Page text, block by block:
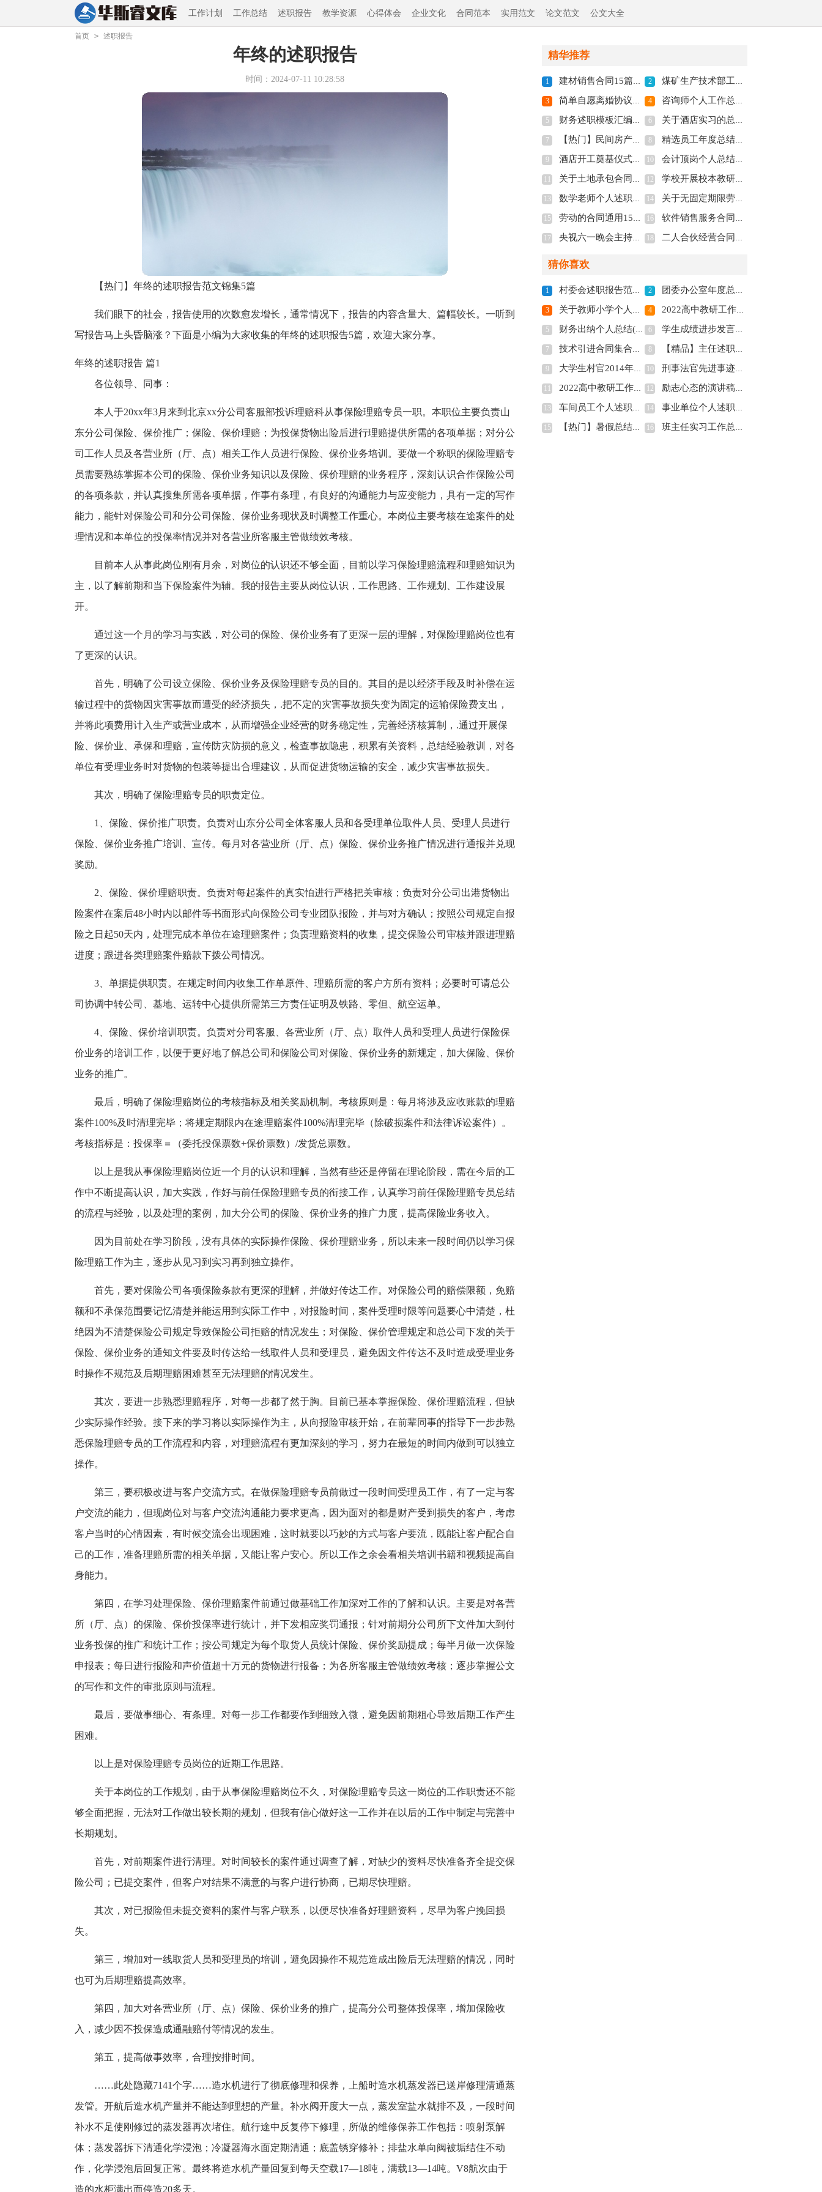
工作计划 工作总结 述职报告 教学资源 心得体会 企业文化 合同范本 实用范文 论文范文 公文大全
首页 > 述职报告
年终的述职报告
时间：2024-07-11 10:28:58
【热门】年终的述职报告范文锦集5篇
我们眼下的社会，报告使用的次数愈发增长，通常情况下，报告的内容含量大、篇幅较长。一听到
写报告马上头昏脑涨？下面是小编为大家收集的年终的述职报告5篇，欢迎大家分享。
年终的述职报告 篇1
各位领导、同事：
本人于20xx年3月来到北京xx分公司客服部投诉理赔科从事保险理赔专员一职。本职位主要负责山
东分公司保险、保价推广；保险、保价理赔；为投保货物出险后进行理赔提供所需的各项单据；对分公
司工作人员及各营业所（厅、点）相关工作人员进行保险、保价业务培训。要做一个称职的保险理赔专
员需要熟练掌握本公司的保险、保价业务知识以及保险、保价理赔的业务程序，深刻认识合作保险公司
的各项条款，并认真搜集所需各项单据，作事有条理，有良好的沟通能力与应变能力，具有一定的写作
能力，能针对保险公司和分公司保险、保价业务现状及时调整工作重心。本岗位主要考核在途案件的处
理情况和本单位的投保率情况并对各营业所客服主管做绩效考核。
目前本人从事此岗位刚有月余，对岗位的认识还不够全面，目前以学习保险理赔流程和理赔知识为
主，以了解前期和当下保险案件为辅。我的报告主要从岗位认识，工作思路、工作规划、工作建设展
开。
通过这一个月的学习与实践，对公司的保险、保价业务有了更深一层的理解，对保险理赔岗位也有
了更深的认识。
首先，明确了公司设立保险、保价业务及保险理赔专员的目的。其目的是以经济手段及时补偿在运
输过程中的货物因灾害事故而遭受的经济损失，.把不定的灾害事故损失变为固定的运输保险费支出，
并将此项费用计入生产或营业成本，从而增强企业经营的财务稳定性，完善经济核算制，.通过开展保
险、保价业、承保和理赔，宣传防灾防损的意义，检查事故隐患，积累有关资料，总结经验教训，对各
单位有受理业务时对货物的包装等提出合理建议，从而促进货物运输的安全，减少灾害事故损失。
其次，明确了保险理赔专员的职责定位。
1、保险、保价推广职责。负责对山东分公司全体客服人员和各受理单位取件人员、受理人员进行
保险、保价业务推广培训、宣传。每月对各营业所（厅、点）保险、保价业务推广情况进行通报并兑现
奖励。
2、保险、保价理赔职责。负责对每起案件的真实怕进行严格把关审核；负责对分公司出港货物出
险案件在案后48小时内以邮件等书面形式向保险公司专业团队报险，并与对方确认；按照公司规定自报
险之日起50天内，处理完成本单位在途理赔案件；负责理赔资料的收集，提交保险公司审核并跟进理赔
进度；跟进各类理赔案件赔款下拨公司情况。
3、单据提供职责。在规定时间内收集工作单原件、理赔所需的客户方所有资料；必要时可请总公
司协调中转公司、基地、运转中心提供所需第三方责任证明及铁路、零但、航空运单。
4、保险、保价培训职责。负责对分司客服、各营业所（厅、点）取件人员和受理人员进行保险保
价业务的培训工作，以便于更好地了解总公司和保险公司对保险、保价业务的新规定，加大保险、保价
业务的推广。
最后，明确了保险理赔岗位的考核指标及相关奖励机制。考核原则是：每月将涉及应收账款的理赔
案件100%及时清理完毕；将规定期限内在途理赔案件100%清理完毕（除破损案件和法律诉讼案件）。
考核指标是：投保率＝（委托投保票数+保价票数）/发货总票数。
以上是我从事保险理赔岗位近一个月的认识和理解，当然有些还是停留在理论阶段，需在今后的工
作中不断提高认识，加大实践，作好与前任保险理赔专员的衔接工作，认真学习前任保险理赔专员总结
的流程与经验，以及处理的案例，加大分公司的保险、保价业务的推广力度，提高保险业务收入。
因为目前处在学习阶段，没有具体的实际操作保险、保价理赔业务，所以未来一段时间仍以学习保
险理赔工作为主，逐步从见习到实习再到独立操作。
首先，要对保险公司各项保险条款有更深的理解，并做好传达工作。对保险公司的赔偿限额，免赔
额和不承保范围要记忆清楚并能运用到实际工作中，对报险时间，案件受理时限等问题要心中清楚，杜
绝因为不清楚保险公司规定导致保险公司拒赔的情况发生；对保险、保价管理规定和总公司下发的关于
保险、保价业务的通知文件要及时传达给一线取件人员和受理员，避免因文件传达不及时造成受理业务
时操作不规范及后期理赔困难甚至无法理赔的情况发生。
其次，要进一步熟悉理赔程序，对每一步都了然于胸。目前已基本掌握保险、保价理赔流程，但缺
少实际操作经验。接下来的学习将以实际操作为主，从向报险审核开始，在前辈同事的指导下一步步熟
悉保险理赔专员的工作流程和内容，对理赔流程有更加深刻的学习，努力在最短的时间内做到可以独立
操作。
第三，要积极改进与客户交流方式。在做保险理赔专员前做过一段时间受理员工作，有了一定与客
户交流的能力，但现岗位对与客户交流沟通能力要求更高，因为面对的都是财产受到损失的客户，考虑
客户当时的心情因素，有时候交流会出现困难，这时就要以巧妙的方式与客户要流，既能让客户配合自
己的工作，准备理赔所需的相关单据，又能让客户安心。所以工作之余会看相关培训书籍和视频提高自
身能力。
第四，在学习处理保险、保价理赔案件前通过做基础工作加深对工作的了解和认识。主要是对各营
所（厅、点）的保险、保价投保率进行统计，并下发相应奖罚通报；针对前期分公司所下文件加大到付
业务投保的推广和统计工作；按公司规定为每个取货人员统计保险、保价奖励提成；每半月做一次保险
申报表；每日进行报险和声价值超十万元的货物进行报备；为各所客服主管做绩效考核；逐步掌握公文
的写作和文件的审批原则与流程。
最后，要做事细心、有条理。对每一步工作都要作到细致入微，避免因前期粗心导致后期工作产生
困难。
以上是对保险理赔专员岗位的近期工作思路。
关于本岗位的工作规划，由于从事保险理赔岗位不久，对保险理赔专员这一岗位的工作职责还不能
够全面把握，无法对工作做出较长期的规划，但我有信心做好这一工作并在以后的工作中制定与完善中
长期规划。
首先，对前期案件进行清理。对时间较长的案件通过调查了解，对缺少的资料尽快准备齐全提交保
险公司；已提交案件，但客户对结果不满意的与客户进行协商，已期尽快理赔。
其次，对已报险但未提交资料的案件与客户联系，以便尽快准备好理赔资料，尽早为客户挽回损
失。
第三，增加对一线取货人员和受理员的培训，避免因操作不规范造成出险后无法理赔的情况，同时
也可为后期理赔提高效率。
第四，加大对各营业所（厅、点）保险、保价业务的推广，提高分公司整体投保率，增加保险收
入，减少因不投保造成通融赔付等情况的发生。
第五，提高做事效率，合理按排时间。
……此处隐藏7141个字……造水机进行了彻底修理和保养，上船时造水机蒸发器已送岸修理清通蒸
发管。开航后造水机产量并不能达到理想的产量。补水阀开度大一点，蒸发室盐水就排不及，一段时间
补水不足使刚修过的蒸发器再次堵住。航行途中反复停下修理，所做的维修保养工作包括：喷射泵解
体；蒸发器拆下清通化学浸泡；冷凝器海水面定期清通；底盖锈穿修补；排盐水单向阀被垢结住不动
作，化学浸泡后回复正常。最终将造水机产量回复到每天空载17—18吨，满载13—14吨。V8航次由于
造的水柜满出而停造20多天。
精华推荐
1 建材销售合同15篇(全文共14562字) 2 煤矿生产技术部工作总结(全文共3088字)
3 简单自愿离婚协议书2022年(全文共3324字) 4 咨询师个人工作总结(全文共22115字)
5 财务述职模板汇编八篇(全文共13169字) 6 关于酒店实习的总结(全文共1222字)
7 【热门】民间房产抵押合同(全文共23566字) 8 精选员工年度总结9篇(全文共13058字)
9 酒店开工奠基仪式致辞(全文共4086字) 10 会计顶岗个人总结精选范文(全文共1166字)
关于土地承包合同范文集锦7篇(全文共6462字) 12 学校开展校本教研活动做法介绍(全文共2704字)
13 数学老师个人述职报告精选9篇(全文共11953字) 14 关于无固定期限劳动合同模板六篇(全文共5811字)
15 劳动的合同通用15篇(全文共17699字) 16 软件销售服务合同12篇(全文共8705字)
17 央视六一晚会主持词(精选多篇)(全文共11535字) 18 二人合伙经营合同6篇(全文共8701字)
猜你喜欢
1 村委会述职报告范文(全文共1525字) 2 团委办公室年度总结(全文共12229字)
3 关于教师小学个人述职报告合集五篇(全文共5115字) 4 2022高中教研工作计划通用版(全文共7754字)
5 财务出纳个人总结(全文共19159字) 6 学生成绩进步发言稿(精选多篇)(全文共7853字)
7 技术引进合同集合五篇(全文共6978字) 8 【精品】主任述职报告模板汇编8篇(全文共12326字)
9 大学生村官2014年上半年社区工作总结(全文共7645字) 10 刑事法官先进事迹材料(精选多篇)(全文共10446字)
2022高中教研工作计划通用版(全文共7754字) 12 励志心态的演讲稿高中(全文共5710字)
13 车间员工个人述职报告10篇(全文共12114字) 14 事业单位个人述职报告(集锦9篇)(全文共14654字)
15 【热门】暑假总结作文锦集五篇(全文共3137字) 16 班主任实习工作总结(全文共10398字)